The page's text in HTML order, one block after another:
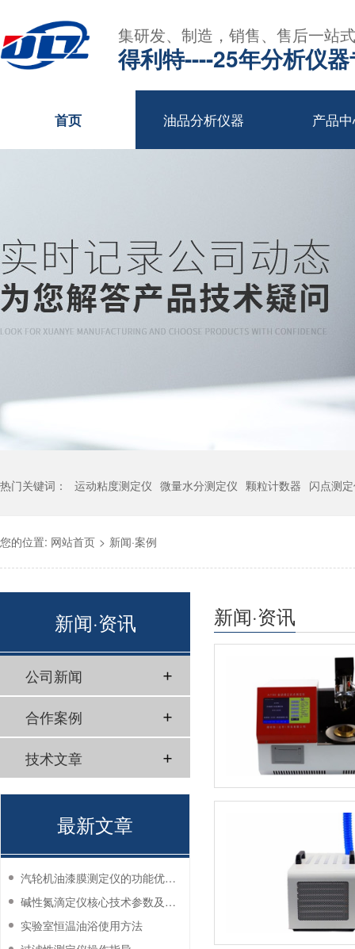
集研发、制造，销售、售后一站
得利特----25年分析仪
首页 油品分析仪器 产品
热门关键词： 运动粘度测定仪 微量水分测定仪 颗粒计数器 闪点测
您的位置: 网站首页 > 新闻·案例
新闻·资讯
新闻·资讯
公司新闻
合作案例
技术文章
最新文章
汽轮机油漆膜测定仪的功能优势有哪些？
碱性氮滴定仪核心技术参数及应用说明
实验室恒温油浴使用方法